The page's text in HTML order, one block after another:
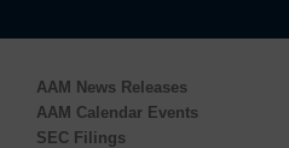
AAM News Releases
AAM Calendar Events
SEC Filings